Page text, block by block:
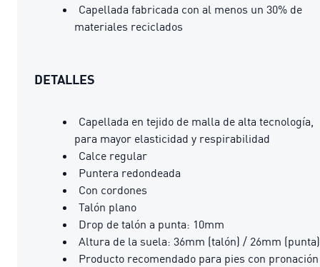
Capellada fabricada con al menos un 30% de
materiales reciclados
DETALLES
Capellada en tejido de malla de alta tecnología,
para mayor elasticidad y respirabilidad
Calce regular
Puntera redondeada
Con cordones
Talón plano
Drop de talón a punta: 10mm
Altura de la suela: 36mm (talón) / 26mm (punta)
Producto recomendado para pies con pronación